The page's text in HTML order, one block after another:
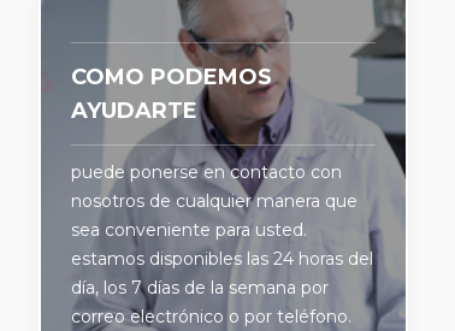
COMO PODEMOS
AYUDARTE
puede ponerse en contacto con
nosotros de cualquier manera que
sea conveniente para usted.
estamos disponibles las 24 horas del
día, los 7 días de la semana por
correo electrónico o por teléfono.